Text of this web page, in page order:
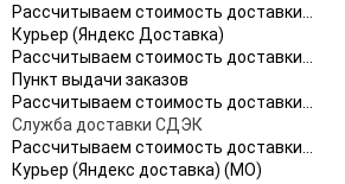
Рассчитываем стоимость доставки...
Курьер (Яндекс Доставка)
Рассчитываем стоимость доставки...
Пункт выдачи заказов
Рассчитываем стоимость доставки...
Служба доставки СДЭК
Рассчитываем стоимость доставки...
Курьер (Яндекс доставка) (МО)